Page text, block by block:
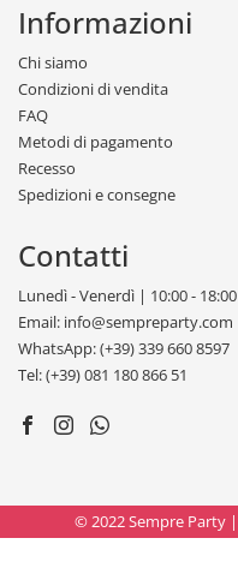
Informazioni
Chi siamo
Condizioni di vendita
FAQ
Metodi di pagamento
Recesso
Spedizioni e consegne
Contatti
Lunedì - Venerdì | 10:00 - 18:00
Email: info@sempreparty.com
WhatsApp: (+39) 339 660 8597
Tel: (+39) 081 180 866 51
© 2022 Sempre Party |